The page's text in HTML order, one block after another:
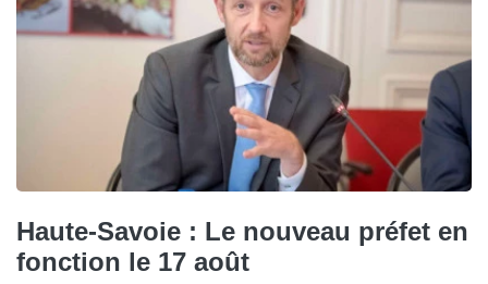
Haute-Savoie : Le nouveau préfet en
fonction le 17 août